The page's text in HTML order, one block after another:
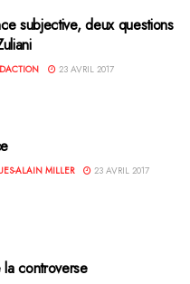
subjective, deux questions
23 AVRIL 2017
ALAIN MILLER 23 AVRIL 2017
la controverse